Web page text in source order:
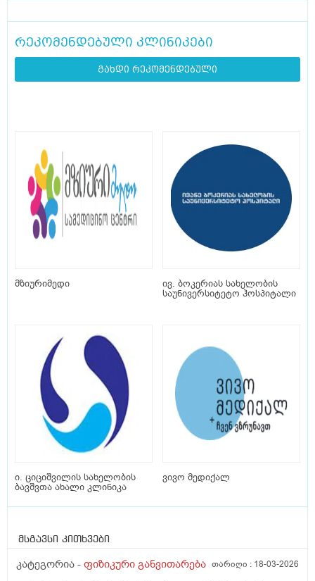
რეკომენდებული კლინიკები
გახდი რეკომენდებული
მზიურიმედი
ივ. ბოკერიას სახელობის
საუნივერსიტეტო ჰოსპიტალი
ი. ციციშვილის სახელობის
ბავშვთა ახალი კლინიკა
ვივო მედიქალ
მსგავსი კითხვები
კატეგორია - ფიზიკური განვითარება თარიღი : 18-03-2026